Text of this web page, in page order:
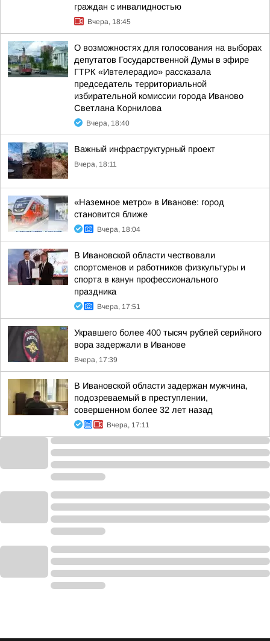
граждан с инвалидностью
Вчера, 18:45
О возможностях для голосования на выборах
депутатов Государственной Думы в эфире
ГТРК «Ивтелерадио» рассказала
председатель территориальной
избирательной комиссии города Иваново
Светлана Корнилова
Вчера, 18:40
Важный инфраструктурный проект
Вчера, 18:11
«Наземное метро» в Иванове: город
становится ближе
Вчера, 18:04
В Ивановской области чествовали
спортсменов и работников физкультуры и
спорта в канун профессионального
праздника
Вчера, 17:51
Укравшего более 400 тысяч рублей серийного
вора задержали в Иванове
Вчера, 17:39
В Ивановской области задержан мужчина,
подозреваемый в преступлении,
совершенном более 32 лет назад
Вчера, 17:11